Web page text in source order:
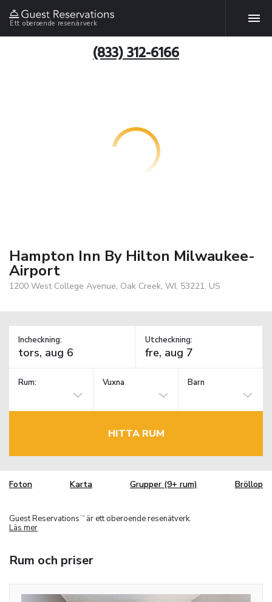
Ett oberoende resenärverk
(833) 312-6166
Hampton Inn By Hilton Milwaukee-
Airport
1200 West College Avenue, Oak Creek, WI, 53221, US
Incheckning: Utcheckning:
Rum: Vuxna Barn
HITTA RUM
Foton Karta Grupper (9+ rum) Bröllop
Guest Reservations TM
är ett oberoende resenätverk.
Läs mer
Rum och priser